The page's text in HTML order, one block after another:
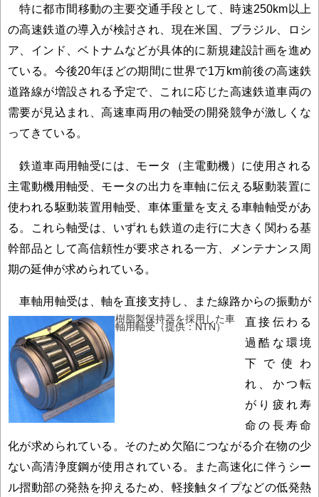
特に都市間移動の主要交通手段として、時速250km以上
の高速鉄道の導入が検討され、現在米国、ブラジル、ロシ
ア、インド、ベトナムなどが具体的に新規建設計画を進め
ている。今後20年ほどの期間に世界で1万km前後の高速鉄
道路線が増設される予定で、これに応じた高速鉄道車両の
需要が見込まれ、高速車両用の軸受の開発競争が激しくな
ってきている。
鉄道車両用軸受には、モータ（主電動機）に使用される
主電動機用軸受、モータの出力を車軸に伝える駆動装置に
使われる駆動装置用軸受、車体重量を支える車軸軸受があ
る。これら軸受は、いずれも鉄道の走行に大きく関わる基
幹部品として高信頼性が要求される一方、メンテナンス周
期の延伸が求められている。
車軸用軸受は、軸を直接支持し、また線路
樹脂製保持器を採用した車
軸用軸受（提供：NTN）
からの振動が
直接伝わる
過酷な環境
下で使わ
れ、かつ転
がり疲れ寿
命の長寿命
化が求められている。そのため欠陥につながる介在物の少
ない高清浄度鋼が使用されている。また高速化に伴うシー
ル摺動部の発熱を抑えるため、軽接触タイプなどの低発熱